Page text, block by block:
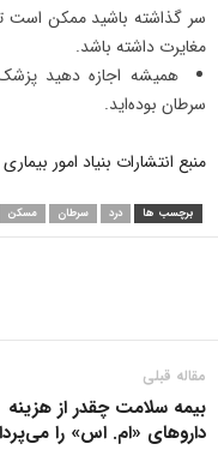
سر گذاشته باشید ممکن است
مغایرت داشته باشد.
همیشه اجازه دهید پزشک
سرطان بوده‌اید.
منبع انتشارات بنیاد امور
برچسب ها درد سرطان مسکن
مقاله قبلی
بیمه سلامت چقدر از هزینه
داروهای «ام. اس» را